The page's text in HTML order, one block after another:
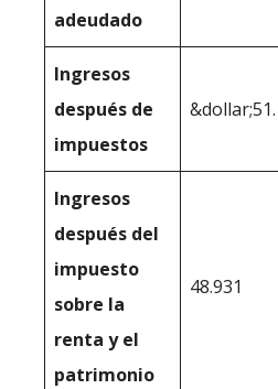
adeudado
Ingresos
después de
impuestos
Ingresos
después del
impuesto
sobre la
renta y el
patrimonio
48.931